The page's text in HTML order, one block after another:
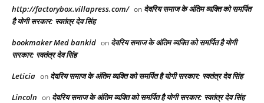
http://factorybox.villapress.com/ on देवरिय समाज के अंतिम व्यक्ति को समर्पित
है योगी सरकार: स्वतंत्र देव सिंह
bookmaker Med bankid on देवरिय समाज के अंतिम व्यक्ति को समर्पित है योगी
सरकार: स्वतंत्र देव सिंह
Leticia on देवरिय समाज के अंतिम व्यक्ति को समर्पित है योगी सरकार: स्वतंत्र देव सिंह
Lincoln on देवरिय समाज के अंतिम व्यक्ति को समर्पित है योगी सरकार: स्वतंत्र देव सिंह